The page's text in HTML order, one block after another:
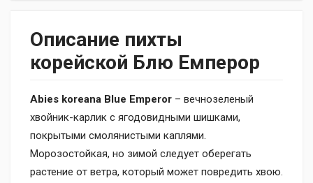
Описание пихты
корейской Блю Емперор
Аbies koreana Blue Emperor – вечнозеленый
хвойник-карлик с ягодовидными шишками,
покрытыми смолянистыми каплями.
Морозостойкая, но зимой следует оберегать
растение от ветра, который может повредить хвою.